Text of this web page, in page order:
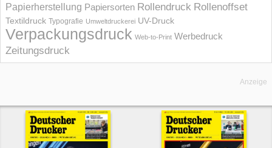
Papierherstellung Papiersorten Rollendruck Rollenoffset
Textildruck Typografie Umweltdruckerei UV-Druck
Verpackungsdruck Web-to-Print Werbedruck
Zeitungsdruck
Anzeige